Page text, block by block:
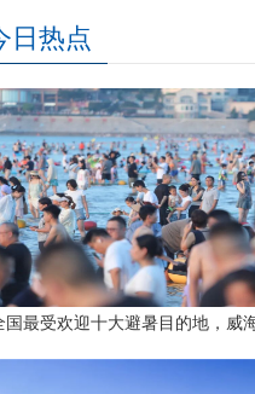
日热点
国最受欢迎十大避暑目的地，威